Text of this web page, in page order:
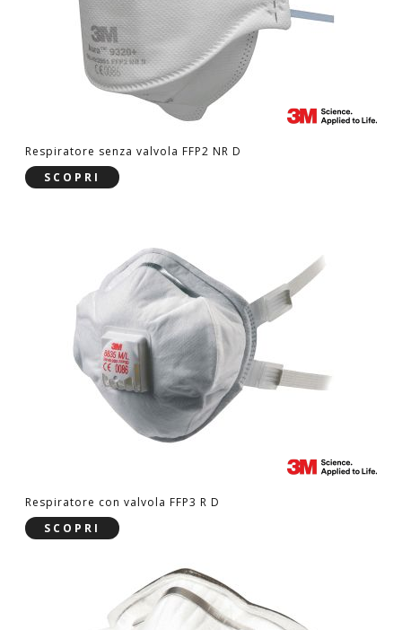
Respiratore senza valvola FFP2 NR D
SCOPRI
Respiratore con valvola FFP3 R D
SCOPRI